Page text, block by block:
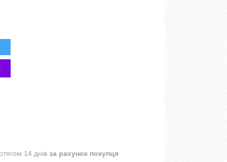
14 днів за рахунок покупця